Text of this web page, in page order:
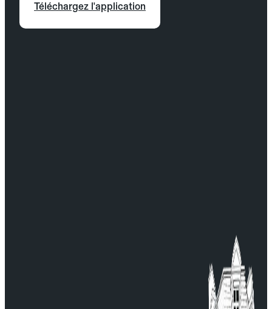
Téléchargez l'application